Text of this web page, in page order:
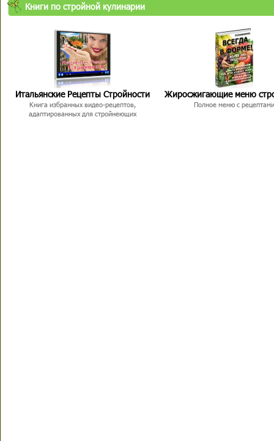
Книги по стройной кулинарии
Итальянские Рецепты Стройности
Книга избранных видео-рецептов,
адаптированных для стройнеющих
Жиросжигающие меню
Полное меню с рецептами